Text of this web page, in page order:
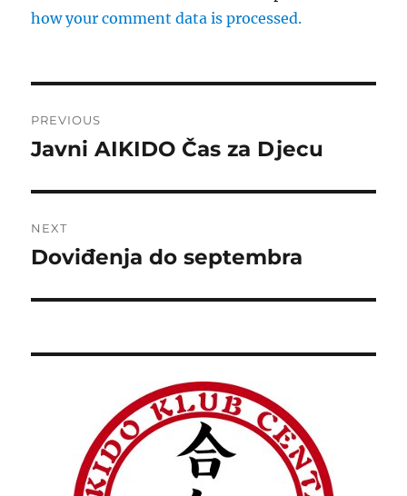
how your comment data is processed.
navigation
PREVIOUS
Previous
Javni AIKIDO Čas za Djecu
NEXT
Next
Doviđenja do septembra